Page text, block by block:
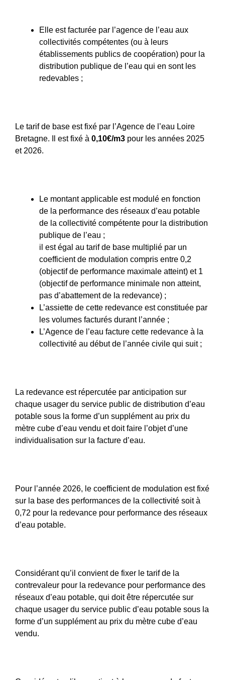
Elle est facturée par l’agence de l’eau aux
collectivités compétentes (ou à leurs
établissements publics de coopération) pour la
distribution publique de l’eau qui en sont les
redevables ;
Le tarif de base est fixé par l’Agence de l’eau Loire
Bretagne. Il est fixé à 0,10€/m3 pour les années 2025
et 2026.
Le montant applicable est modulé en fonction
de la performance des réseaux d’eau potable
de la collectivité compétente pour la distribution
publique de l’eau ;
il est égal au tarif de base multiplié par un
coefficient de modulation compris entre 0,2
(objectif de performance maximale atteint) et 1
(objectif de performance minimale non atteint,
pas d’abattement de la redevance) ;
L’assiette de cette redevance est constituée par
les volumes facturés durant l’année ;
L’Agence de l’eau facture cette redevance à la
collectivité au début de l’année civile qui suit ;
La redevance est répercutée par anticipation sur
chaque usager du service public de distribution d’eau
potable sous la forme d’un supplément au prix du
mètre cube d’eau vendu et doit faire l’objet d’une
individualisation sur la facture d’eau.
Pour l’année 2026, le coefficient de modulation est fixé
sur la base des performances de la collectivité soit à
0,72 pour la redevance pour performance des réseaux
d’eau potable.
Considérant qu’il convient de fixer le tarif de la
contrevaleur pour la redevance pour performance des
réseaux d’eau potable, qui doit être répercutée sur
chaque usager du service public d’eau potable sous la
forme d’un supplément au prix du mètre cube d’eau
vendu.